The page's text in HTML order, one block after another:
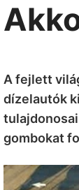
A fejlett
dízelautók
gombokat